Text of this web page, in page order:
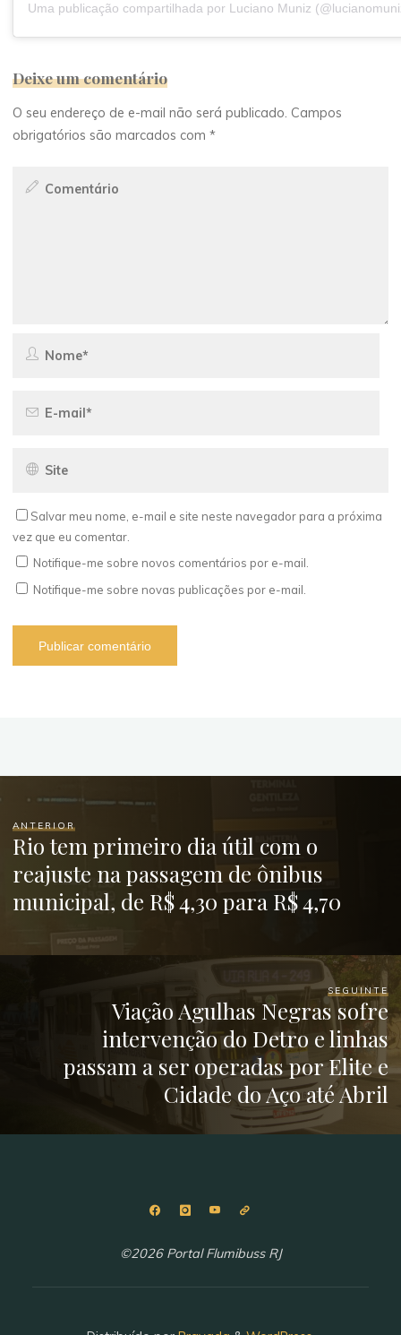
Uma publicação compartilhada por Luciano Muniz
Deixe um comentário
O seu endereço de e-mail não será publicado. Campos
obrigatórios são marcados com*
Salvar meu nome, e-mail e site neste navegador para a próxima
vez que eu comentar.
Notifique-me sobre novos comentários por e-mail.
Notifique-me sobre novas publicações por e-mail.
ANTERIOR
Rio tem primeiro dia útil com o
reajuste na passagem de ônibus
municipal, de R$ 4,30 para R$ 4,70
SEGUINTE
Viação Agulhas Negras sofre
intervenção do Detro e linhas
passam a ser operadas por Elite e
Cidade do Aço até Abril
©2026 Portal Flumibuss RJ